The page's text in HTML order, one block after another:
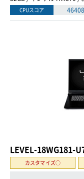
CPUスコア 46408
LEVEL-18WG181-
カスタマイズ○